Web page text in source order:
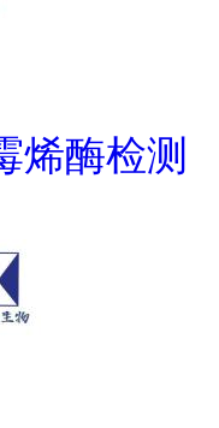
烯酶检测